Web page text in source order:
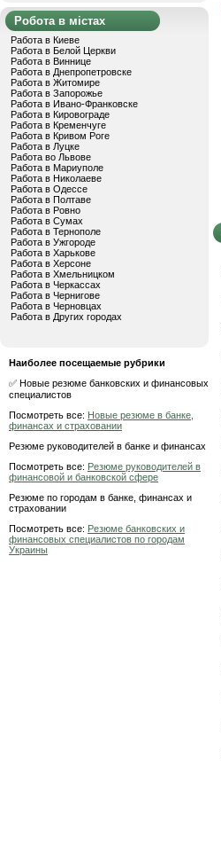
Робота в містах
Работа в Киеве
Работа в Белой Церкви
Работа в Виннице
Работа в Днепропетровске
Работа в Житомире
Работа в Запорожье
Работа в Ивано-Франковске
Работа в Кировограде
Работа в Кременчуге
Работа в Кривом Роге
Работа в Луцке
Работа во Львове
Работа в Мариуполе
Работа в Николаеве
Работа в Одессе
Работа в Полтаве
Работа в Ровно
Работа в Сумах
Работа в Тернополе
Работа в Ужгороде
Работа в Харькове
Работа в Херсоне
Работа в Хмельницком
Работа в Черкассах
Работа в Чернигове
Работа в Черновцах
Работа в Других городах
Наиболее посещаемые рубрики
✅ Новые резюме банковских и финансовых
специалистов
Посмотреть все: Новые резюме в банке,
финансах и страховании
Резюме руководителей в банке и финансах
Посмотреть все: Резюме руководителей в
финансовой и банковской сфере
Резюме по городам в банке, финансах и
страховании
Посмотреть все: Резюме банковских и
финансовых специалистов по городам
Украины